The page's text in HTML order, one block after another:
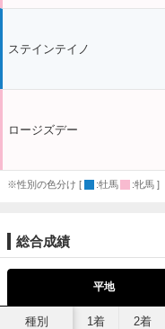
ステインテイノ
ロージズデー
※性別の色分け [ :牡馬 :牝馬 ]
総合成績
平地
種別 1着 2着